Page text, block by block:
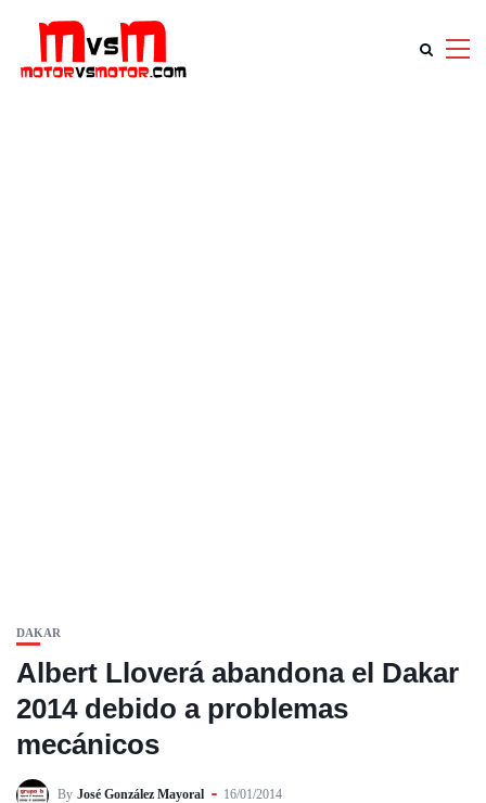
DAKAR
Albert Lloverá abandona el Dakar
2014 debido a problemas
mecánicos
By José González Mayoral 16/01/2014